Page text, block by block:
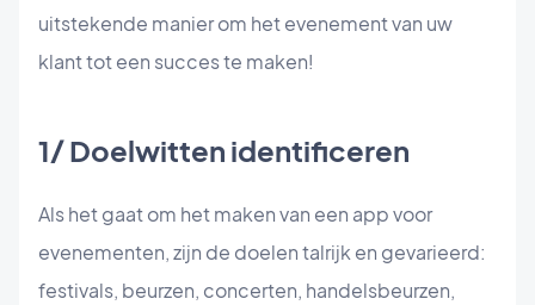
uitstekende manier om het evenement van uw
klant tot een succes te maken!
1/ Doelwitten identificeren
Als het gaat om het maken van een app voor
evenementen, zijn de doelen talrijk en gevarieerd:
festivals, beurzen, concerten, handelsbeurzen,